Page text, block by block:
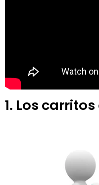
1. Los